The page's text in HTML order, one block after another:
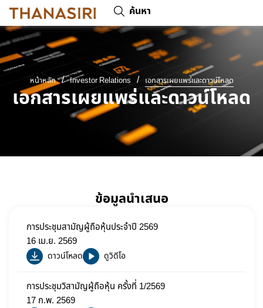
ค้นหา
หน้าหลัก / Investor Relations / เอกสารเผยแพร่และดาวน์โหลด
เอกสารเผยแพร่และดาวน์โหลด
ข้อมูลนำเสนอ
การประชุมสามัญผู้ถือหุ้นประจำปี 2569
16 เม.ย. 2569
ดาวน์โหลด ดูวิดีโอ
การประชุมวิสามัญผู้ถือหุ้น ครั้งที่ 1/2569
17 ก.พ. 2569